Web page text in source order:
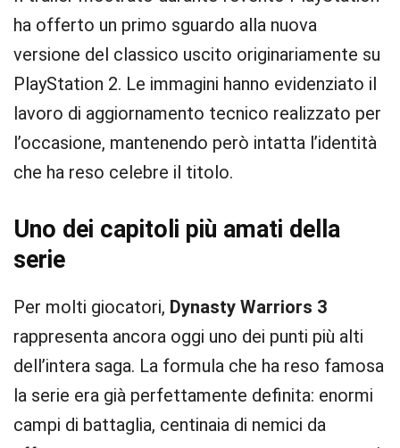
ha offerto un primo sguardo alla nuova
versione del classico uscito originariamente su
PlayStation 2. Le immagini hanno evidenziato il
lavoro di aggiornamento tecnico realizzato per
l’occasione, mantenendo però intatta l’identità
che ha reso celebre il titolo.
Uno dei capitoli più amati della
serie
Per molti giocatori, Dynasty Warriors 3
rappresenta ancora oggi uno dei punti più alti
dell’intera saga. La formula che ha reso famosa
la serie era già perfettamente definita: enormi
campi di battaglia, centinaia di nemici da